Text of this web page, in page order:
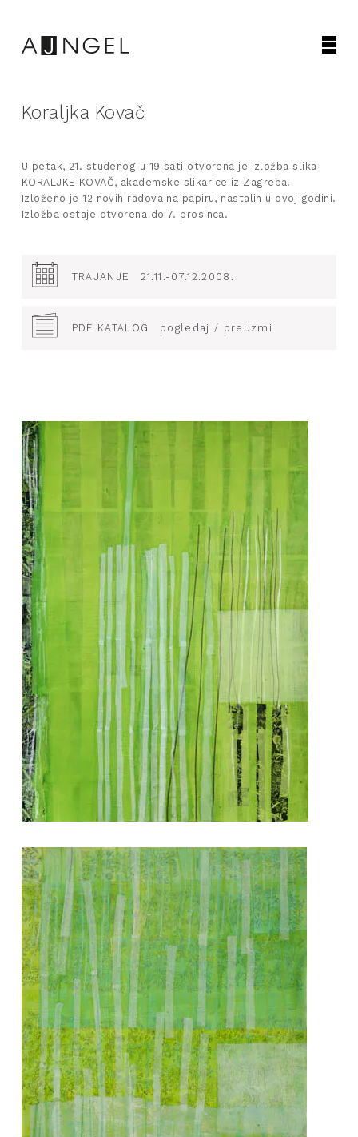
Koraljka Kovač
U petak, 21. studenog u 19 sati otvorena je izložba slika
KORALJKE KOVAČ, akademske slikarice iz Zagreba.
Izloženo je 12 novih radova na papiru, nastalih u ovoj godini.
Izložba ostaje otvorena do 7. prosinca.
TRAJANJE 21.11.-07.12.2008.
PDF KATALOG pogledaj / preuzmi